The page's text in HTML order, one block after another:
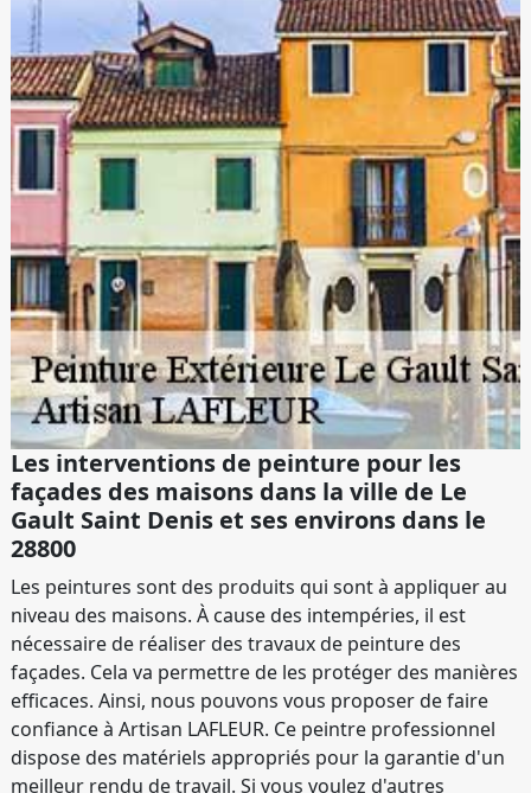
Les interventions de peinture pour les
façades des maisons dans la ville de Le
Gault Saint Denis et ses environs dans le
28800
Les peintures sont des produits qui sont à appliquer au
niveau des maisons. À cause des intempéries, il est
nécessaire de réaliser des travaux de peinture des
façades. Cela va permettre de les protéger des manières
efficaces. Ainsi, nous pouvons vous proposer de faire
confiance à Artisan LAFLEUR. Ce peintre professionnel
dispose des matériels appropriés pour la garantie d'un
meilleur rendu de travail. Si vous voulez d'autres